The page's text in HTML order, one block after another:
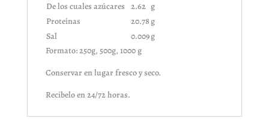
De los cuales azúcares 2.62 g
Proteínas
20.78 g
Sal
0.009g
Formato: 250g, 500g, 1000 g
Conservar en lugar fresco y seco.
Recibelo en 24/72 horas.